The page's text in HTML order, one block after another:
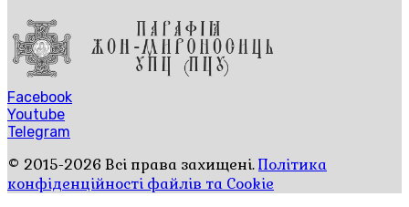
Facebook
Youtube
Telegram
© 2015-2026 Всі права захищені.Політика
конфіденційності файлів та Cookie